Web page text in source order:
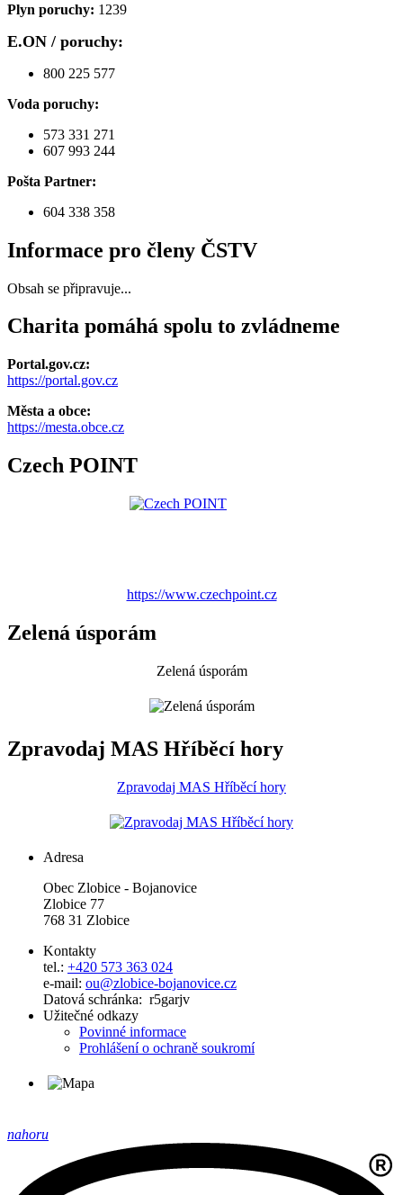
Plyn poruchy: 1239
E.ON / poruchy:
800 225 577
Voda poruchy:
573 331 271
607 993 244
Pošta Partner:
604 338 358
Informace pro členy ČSTV
Obsah se připravuje...
Charita pomáhá spolu to zvládneme
Portal.gov.cz:
https://portal.gov.cz
Města a obce:
https://mesta.obce.cz
Czech POINT
https://www.czechpoint.cz
Zelená úsporám
Zelená úsporám
Zpravodaj MAS Hříběcí hory
Zpravodaj MAS Hříběcí hory
Adresa
Obec Zlobice - Bojanovice
Zlobice 77
768 31 Zlobice
Kontakty
tel.: +420 573 363 024
e-mail: ou@zlobice-bojanovice.cz
Datová schránka: r5garjv
Užitečné odkazy
Povinné informace
Prohlášení o ochraně soukromí
nahoru